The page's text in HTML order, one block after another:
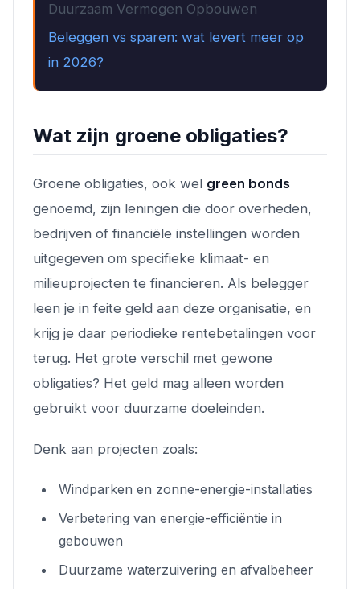
Duurzaam Vermogen Opbouwen
Beleggen vs sparen: wat levert meer op
in 2026?
Wat zijn groene obligaties?
Groene obligaties, ook wel green bonds
genoemd, zijn leningen die door overheden,
bedrijven of financiële instellingen worden
uitgegeven om specifieke klimaat- en
milieuprojecten te financieren. Als belegger
leen je in feite geld aan deze organisatie, en
krijg je daar periodieke rentebetalingen voor
terug. Het grote verschil met gewone
obligaties? Het geld mag alleen worden
gebruikt voor duurzame doeleinden.
Denk aan projecten zoals:
Windparken en zonne-energie-installaties
Verbetering van energie-efficiëntie in
gebouwen
Duurzame waterzuivering en afvalbeheer